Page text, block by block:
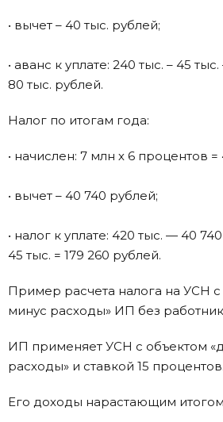
• вычет – 40 тыс. рублей;
• аванс к уплате: 240 тыс. – 45
80 тыс. рублей.
Налог по итогам года:
• начислен: 7 млн х 6 процентов
• вычет – 40 740 рублей;
• налог к уплате: 420 тыс. — 40
45 тыс. = 179 260 рублей.
Пример расчета налога на УСН
минус расходы» ИП без
ИП применяет УСН с объектом
расходы» и ставкой 15 процентов.
Его доходы нарастающим итогом